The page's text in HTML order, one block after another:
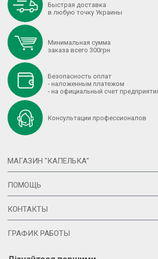
Быстрая доставка
в любую точку Украины
Минимальная сумма
заказа всего 300грн
Безопасность оплат
- наложенным платежом
- на официальный счет
Консультации профессионалов
МАГАЗИН "КАПЕЛЬКА"
ПОМОЩЬ
КОНТАКТЫ
ГРАФИК РАБОТЫ